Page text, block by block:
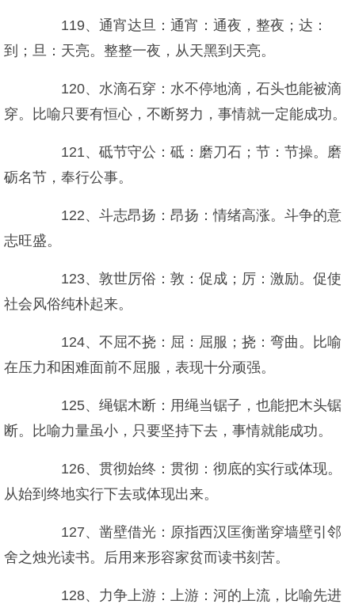
119、通宵达旦：通宵：通夜，整夜；达：
到；旦：天亮。整整一夜，从天黑到天亮。
120、水滴石穿：水不停地滴，石头也能被滴
穿。比喻只要有恒心，不断努力，事情就一定能成功。
121、砥节守公：砥：磨刀石；节：节操。磨
砺名节，奉行公事。
122、斗志昂扬：昂扬：情绪高涨。斗争的意
志旺盛。
123、敦世厉俗：敦：促成；厉：激励。促使
社会风俗纯朴起来。
124、不屈不挠：屈：屈服；挠：弯曲。比喻
在压力和困难面前不屈服，表现十分顽强。
125、绳锯木断：用绳当锯子，也能把木头锯
断。比喻力量虽小，只要坚持下去，事情就能成功。
126、贯彻始终：贯彻：彻底的实行或体现。
从始到终地实行下去或体现出来。
127、凿壁借光：原指西汉匡衡凿穿墙壁引邻
舍之烛光读书。后用来形容家贫而读书刻苦。
128、力争上游：上游：河的上流，比喻先进